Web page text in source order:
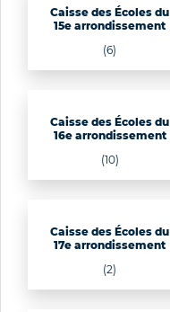
Caisse des Écoles du
15e arrondissement
(6)
Caisse des Écoles du
16e arrondissement
(10)
Caisse des Écoles du
17e arrondissement
(2)